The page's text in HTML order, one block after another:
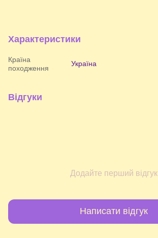
Характеристики
Країна
походження
Україна
Відгуки
Додайте перший відгук
Написати відгук